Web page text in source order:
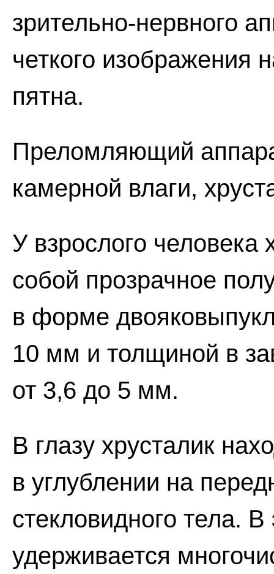
зрительно-нервного
четкого изображения
пятна.
Преломляющий
камерной влаги,
У взрослого человека
собой прозрачное
в форме
10 мм и толщиной в
от 3,6 до 5 мм.
В глазу хрусталик
в углублении на
стекловидного тела.
удерживается